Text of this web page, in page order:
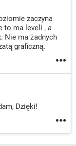
zaczyna
to ma leveli , a
Nie ma żadnych
graficzną.
Dzięki!